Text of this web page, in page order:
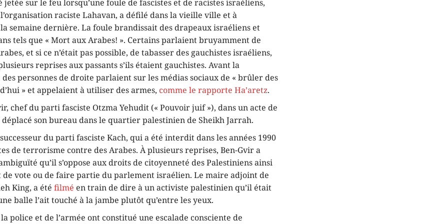
jetée sur le feu lorsqu’une foule de fascistes et de racistes israéliens,
raciste Lahavan, a défilé dans la vieille ville et à
semaine dernière. La foule brandissait des drapeaux israéliens et
tels que « Mort aux Arabes! ». Certains parlaient bruyamment de
et si ce n’était pas possible, de tabasser des gauchistes israéliens,
reprises aux passants s’ils étaient gauchistes. Avant la
personnes de droite parlaient sur les médias sociaux de « brûler des
» et appelaient à utiliser des armes, comme le rapporte Ha’aretz.
chef du parti fasciste Otzma Yehudit (« Pouvoir juif »), dans un acte de
son bureau dans le quartier palestinien de Sheikh Jarrah.
du parti fasciste Kach, qui a été interdit dans les années 1990
de terrorisme contre des Arabes. À plusieurs reprises, Ben-Gvir a
qu’il s’oppose aux droits de citoyenneté des Palestiniens ainsi
de vote ou de faire partie du parlement israélien. Le maire adjoint de
King, a étéfilmé en train de dire à un activiste palestinien qu’il était
balle l’ait touché à la jambe plutôt qu’entre les yeux.
police et de l’armée ont constitué une escalade consciente de